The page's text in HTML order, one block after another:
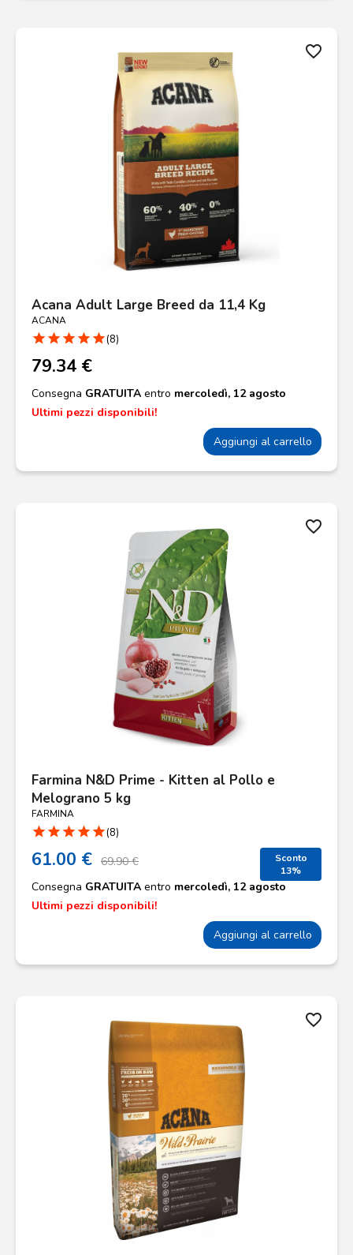
favorite_border
Acana Adult Large Breed da 11,4 Kg
ACANA
star star star star star(8)
79.34 €
Consegna GRATUITA entro mercoledì, 12 agosto
Ultimi pezzi disponibili!
Aggiungi al carrello
favorite_border
Farmina N&D Prime - Kitten al Pollo e
Melograno 5 kg
FARMINA
star star star star star(8)
61.00 € 69.90 €
Sconto
13%
Consegna GRATUITA entro mercoledì, 12 agosto
Ultimi pezzi disponibili!
Aggiungi al carrello
favorite_border